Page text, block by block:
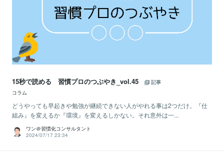
15秒で読める 習慣プロのつぶやき_vol.45
記事
コラム
どうやっても早起きや勉強が継続できない人がやれる事は2つだけ。『仕
組み』を変えるか『環境』を変えるしかない。それ意外は一...
ワン＠習慣化コンサルタント
2024/07/17 23:34